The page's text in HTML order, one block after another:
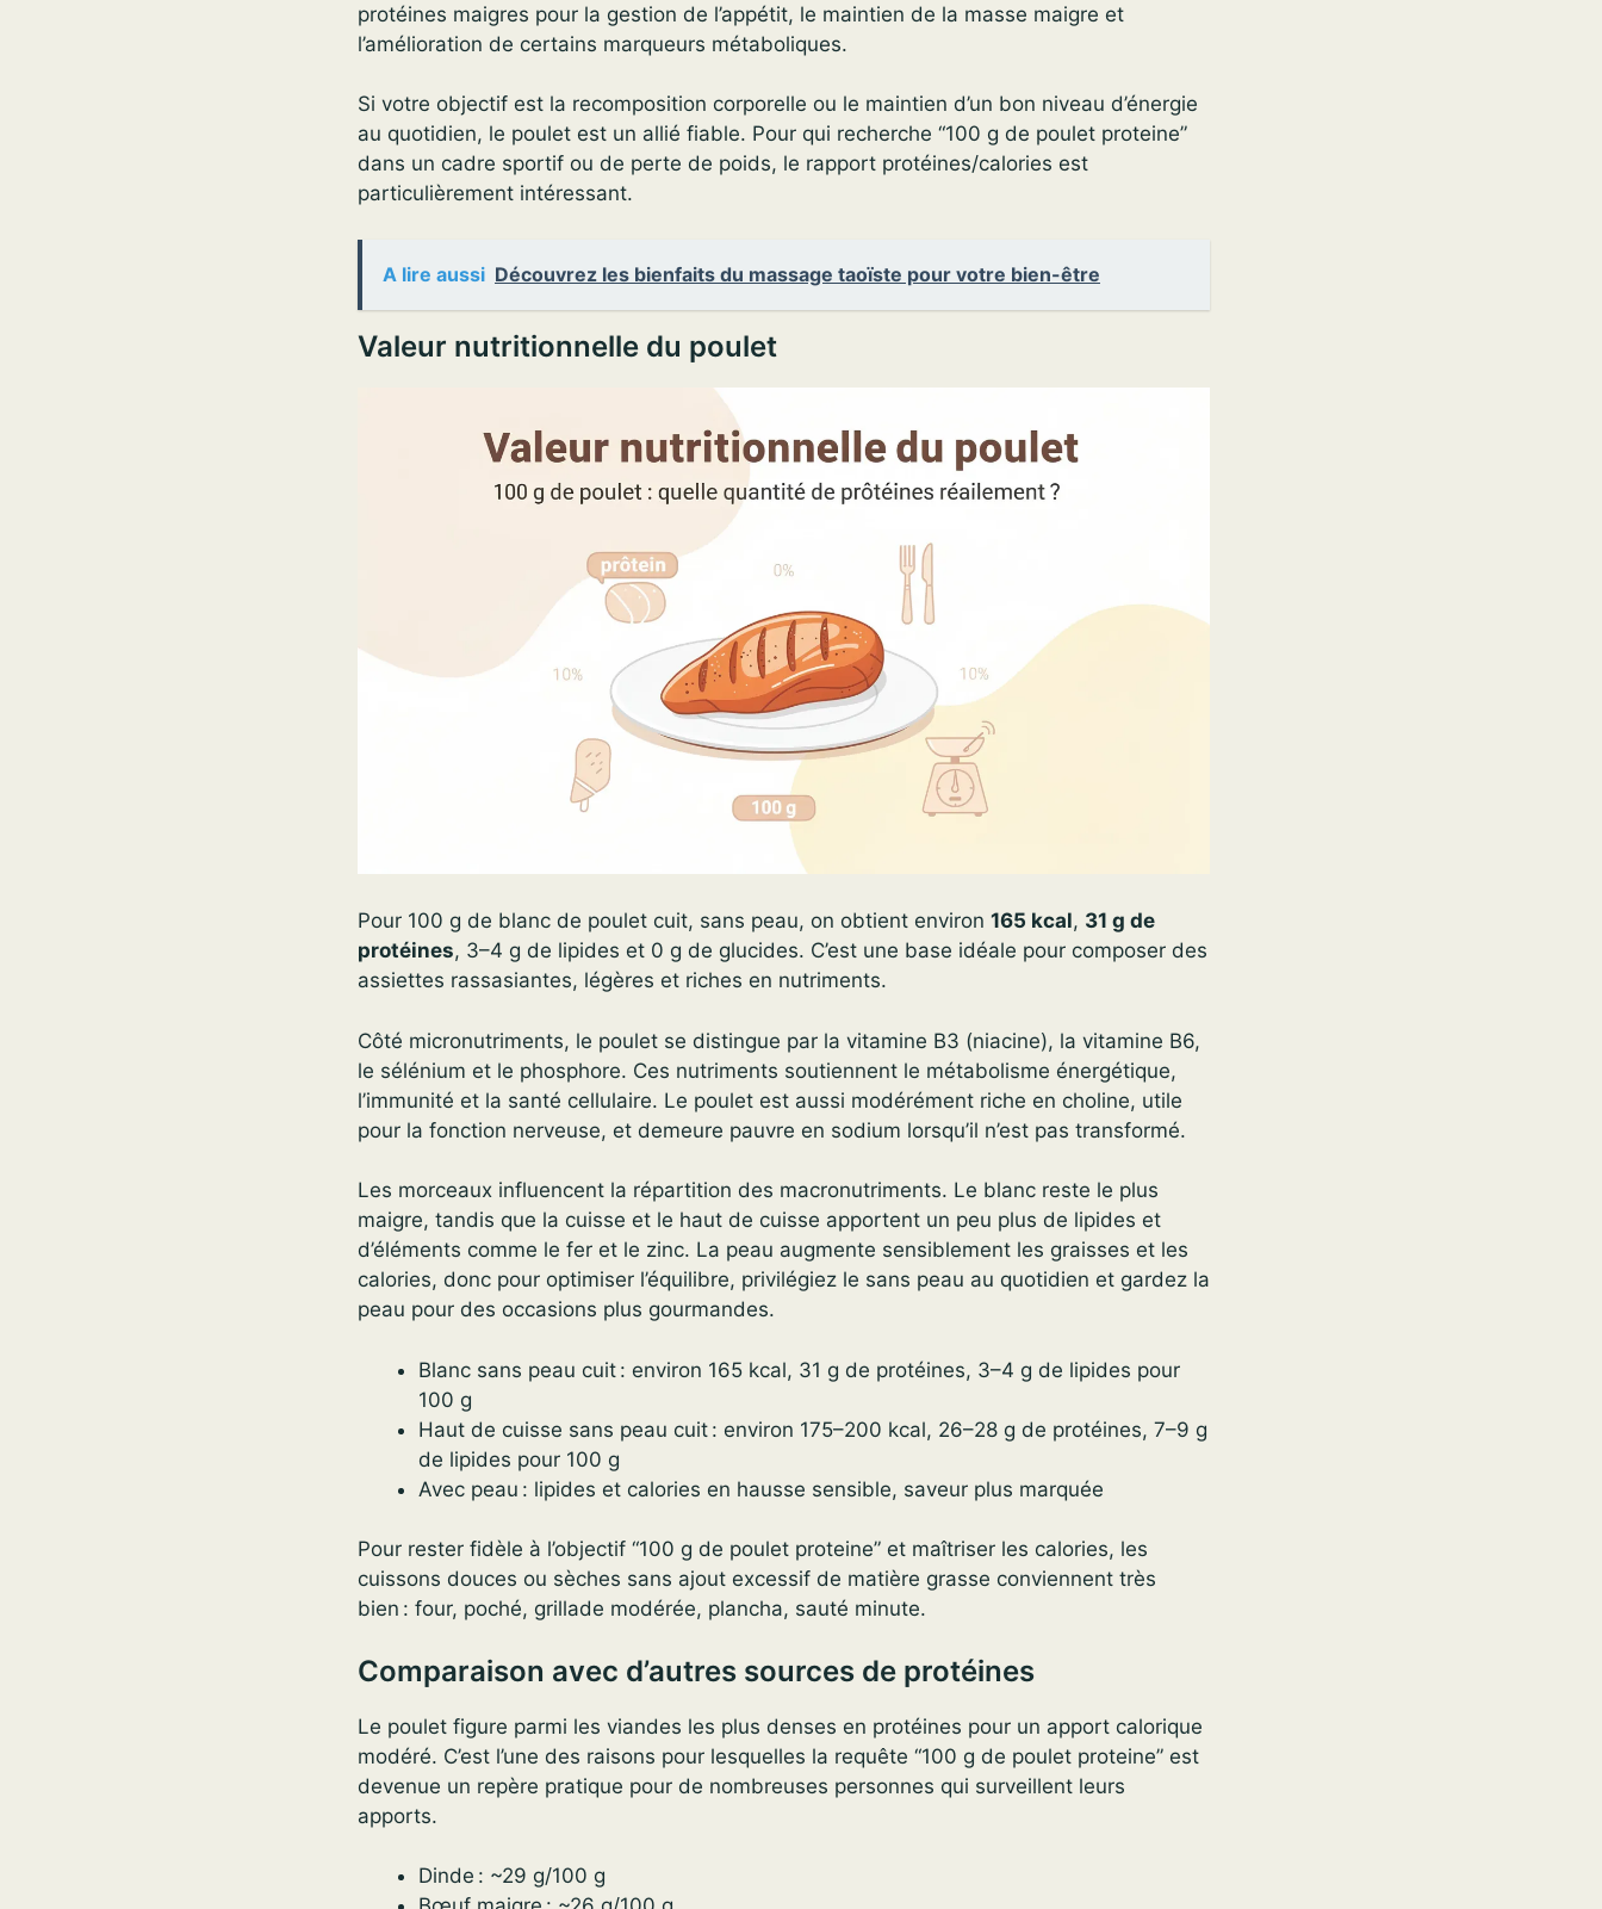
protéines maigres pour la gestion de l’appétit, le maintien de la masse maigre et
l’amélioration de certains marqueurs métaboliques.
Si votre objectif est la recomposition corporelle ou le maintien d’un bon niveau d’énergie
au quotidien, le poulet est un allié fiable. Pour qui recherche “100 g de poulet proteine”
dans un cadre sportif ou de perte de poids, le rapport protéines/calories est
particulièrement intéressant.
A lire aussi Découvrez les bienfaits du massage taoïste pour votre bien-être
Valeur nutritionnelle du poulet
Pour 100 g de blanc de poulet cuit, sans peau, on obtient environ 165 kcal, 31 g de
protéines, 3–4 g de lipides et 0 g de glucides. C’est une base idéale pour composer des
assiettes rassasiantes, légères et riches en nutriments.
Côté micronutriments, le poulet se distingue par la vitamine B3 (niacine), la vitamine B6,
le sélénium et le phosphore. Ces nutriments soutiennent le métabolisme énergétique,
l’immunité et la santé cellulaire. Le poulet est aussi modérément riche en choline, utile
pour la fonction nerveuse, et demeure pauvre en sodium lorsqu’il n’est pas transformé.
Les morceaux influencent la répartition des macronutriments. Le blanc reste le plus
maigre, tandis que la cuisse et le haut de cuisse apportent un peu plus de lipides et
d’éléments comme le fer et le zinc. La peau augmente sensiblement les graisses et les
calories, donc pour optimiser l’équilibre, privilégiez le sans peau au quotidien et gardez la
peau pour des occasions plus gourmandes.
Blanc sans peau cuit : environ 165 kcal, 31 g de protéines, 3–4 g de lipides pour
100 g
Haut de cuisse sans peau cuit : environ 175–200 kcal, 26–28 g de protéines, 7–9 g
de lipides pour 100 g
Avec peau : lipides et calories en hausse sensible, saveur plus marquée
Pour rester fidèle à l’objectif “100 g de poulet proteine” et maîtriser les calories, les
cuissons douces ou sèches sans ajout excessif de matière grasse conviennent très
bien : four, poché, grillade modérée, plancha, sauté minute.
Comparaison avec d’autres sources de protéines
Le poulet figure parmi les viandes les plus denses en protéines pour un apport calorique
modéré. C’est l’une des raisons pour lesquelles la requête “100 g de poulet proteine” est
devenue un repère pratique pour de nombreuses personnes qui surveillent leurs
apports.
Dinde : ~29 g/100 g